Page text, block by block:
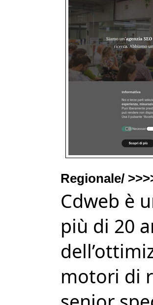
Regionale/
Cdweb è
più di 20
motori di